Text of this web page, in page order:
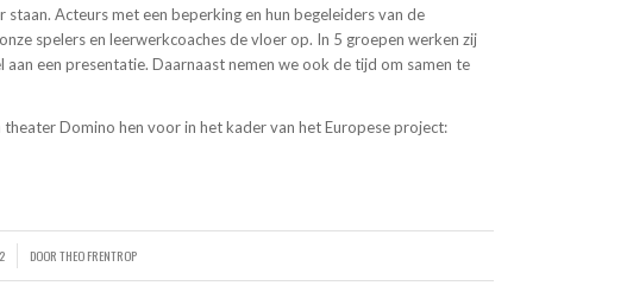
Acteurs met een beperking en hun begeleiders van de
spelers en leerwerkcoaches de vloer op. In 5 groepen werken zij
een presentatie. Daarnaast nemen we ook de tijd om samen te
Domino hen voor in het kader van het Europese project:
DOORTHEO FRENTROP